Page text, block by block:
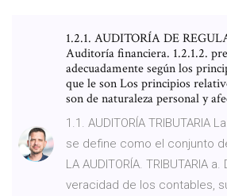
1.2.1. AUDITORÍA DE
Auditoría financiera. 1.2.1.2.
adecuadamente según los
que le son Los principios
son de naturaleza personal y
1.1. AUDITORÍA TRIBUTARIA
se define como el conjunto
LA AUDITORÍA. TRIBUTARIA
veracidad de los contables,